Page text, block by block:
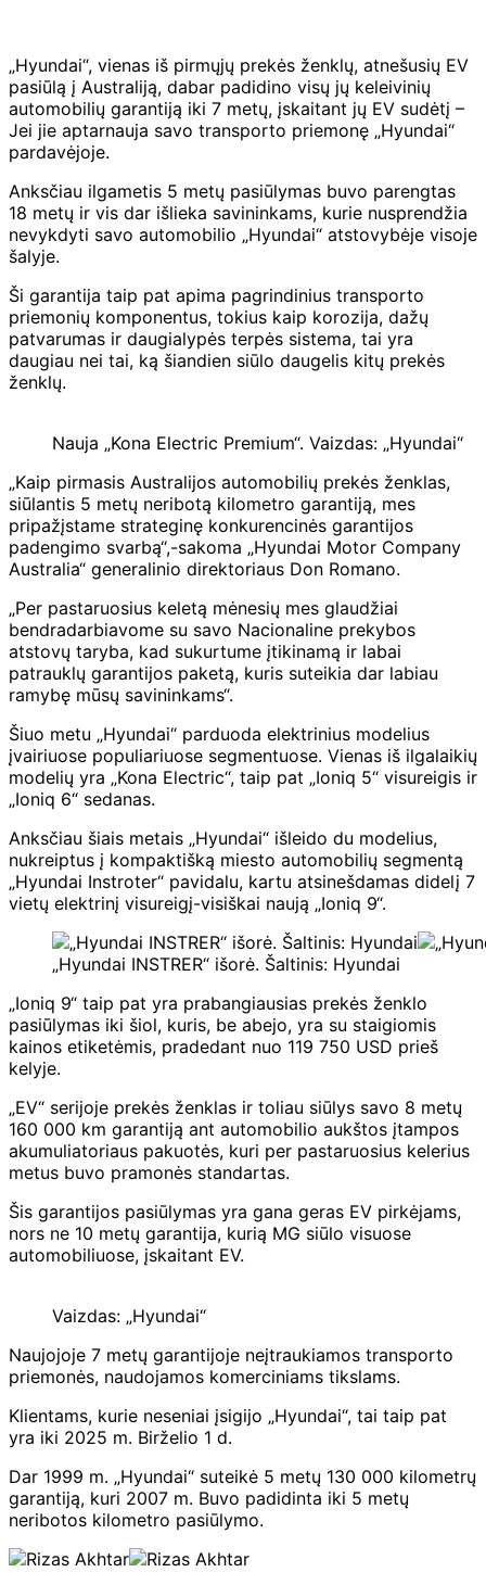
„Hyundai“, vienas iš pirmųjų prekės ženklų, atnešusių EV
pasiūlą į Australiją, dabar padidino visų jų keleivinių
automobilių garantiją iki 7 metų, įskaitant jų EV sudėtį –
Jei jie aptarnauja savo transporto priemonę „Hyundai“
pardavėjoje.
Anksčiau ilgametis 5 metų pasiūlymas buvo parengtas
18 metų ir vis dar išlieka savininkams, kurie nusprendžia
nevykdyti savo automobilio „Hyundai“ atstovybėje visoje
šalyje.
Ši garantija taip pat apima pagrindinius transporto
priemonių komponentus, tokius kaip korozija, dažų
patvarumas ir daugialypės terpės sistema, tai yra
daugiau nei tai, ką šiandien siūlo daugelis kitų prekės
ženklų.
Nauja „Kona Electric Premium“. Vaizdas: „Hyundai“
„Kaip pirmasis Australijos automobilių prekės ženklas,
siūlantis 5 metų neribotą kilometro garantiją, mes
pripažįstame strateginę konkurencinės garantijos
padengimo svarbą“,-sakoma „Hyundai Motor Company
Australia“ generalinio direktoriaus Don Romano.
„Per pastaruosius keletą mėnesių mes glaudžiai
bendradarbiavome su savo Nacionaline prekybos
atstovų taryba, kad sukurtume įtikinamą ir labai
patrauklų garantijos paketą, kuris suteikia dar labiau
ramybę mūsų savininkams“.
Šiuo metu „Hyundai“ parduoda elektrinius modelius
įvairiuose populiariuose segmentuose. Vienas iš ilgalaikių
modelių yra „Kona Electric“, taip pat „Ioniq 5“ visureigis ir
„Ioniq 6“ sedanas.
Anksčiau šiais metais „Hyundai“ išleido du modelius,
nukreiptus į kompaktišką miesto automobilių segmentą
„Hyundai Instroter“ pavidalu, kartu atsinešdamas didelį 7
vietų elektrinį visureigį-visiškai naują „Ioniq 9“.
„Hyundai INSTRER“ išorė. Šaltinis: Hyundai
„Ioniq 9“ taip pat yra prabangiausias prekės ženklo
pasiūlymas iki šiol, kuris, be abejo, yra su staigiomis
kainos etiketėmis, pradedant nuo 119 750 USD prieš
kelyje.
„EV“ serijoje prekės ženklas ir toliau siūlys savo 8 metų
160 000 km garantiją ant automobilio aukštos įtampos
akumuliatoriaus pakuotės, kuri per pastaruosius kelerius
metus buvo pramonės standartas.
Šis garantijos pasiūlymas yra gana geras EV pirkėjams,
nors ne 10 metų garantija, kurią MG siūlo visuose
automobiliuose, įskaitant EV.
Vaizdas: „Hyundai“
Naujojoje 7 metų garantijoje neįtraukiamos transporto
priemonės, naudojamos komerciniams tikslams.
Klientams, kurie neseniai įsigijo „Hyundai“, tai taip pat
yra iki 2025 m. Birželio 1 d.
Dar 1999 m. „Hyundai“ suteikė 5 metų 130 000 kilometrų
garantiją, kuri 2007 m. Buvo padidinta iki 5 metų
neribotos kilometro pasiūlymo.